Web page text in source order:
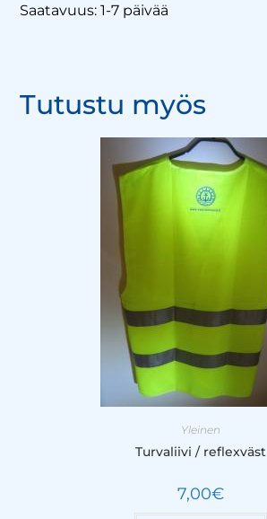
Saatavuus: 1-7 päivää
Tutustu myös
Yleinen
Turvaliivi / reflexväst
7,00€